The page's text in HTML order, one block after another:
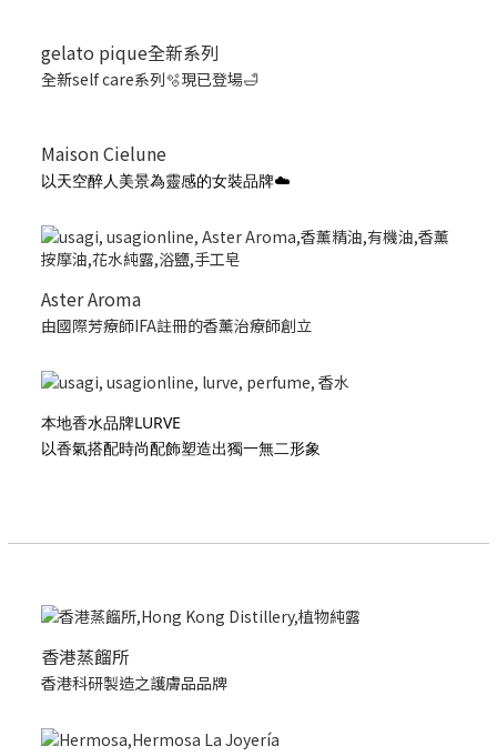
gelato pique全新系列
全新self care系列🫧現已登場🛁
Maison Cielune
以天空醉人美景為靈感的女裝品牌☁️
Aster Aroma
由國際芳療師IFA註冊的香薰治療師創立
本地香水品牌LURVE
以香氣搭配時尚配飾塑造出獨一無二形象
香港蒸餾所
香港科研製造之護膚品品牌